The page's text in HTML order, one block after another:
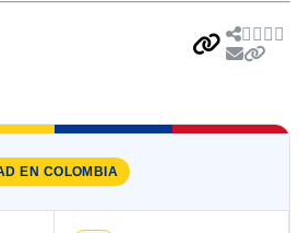
EN COLOMBIA